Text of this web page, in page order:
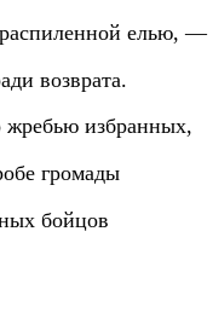
елью, —
возврата.
избранных,
громады
бойцов